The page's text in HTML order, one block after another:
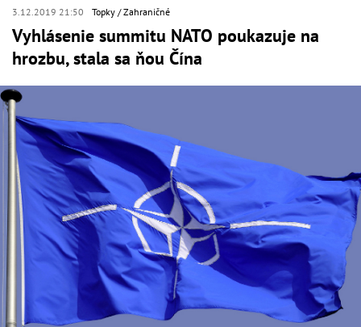
3.12.2019 21:50 Topky Zahraničné
Vyhlásenie summitu NATO poukazuje na
hrozbu, stala sa ňou Čína